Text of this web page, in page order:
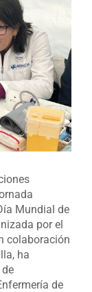
Mundial de
por el
colaboración
ha
de